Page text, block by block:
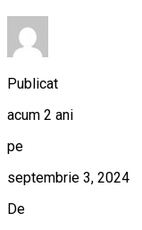
Publicat
acum 2 ani
pe
septembrie 3, 2024
De